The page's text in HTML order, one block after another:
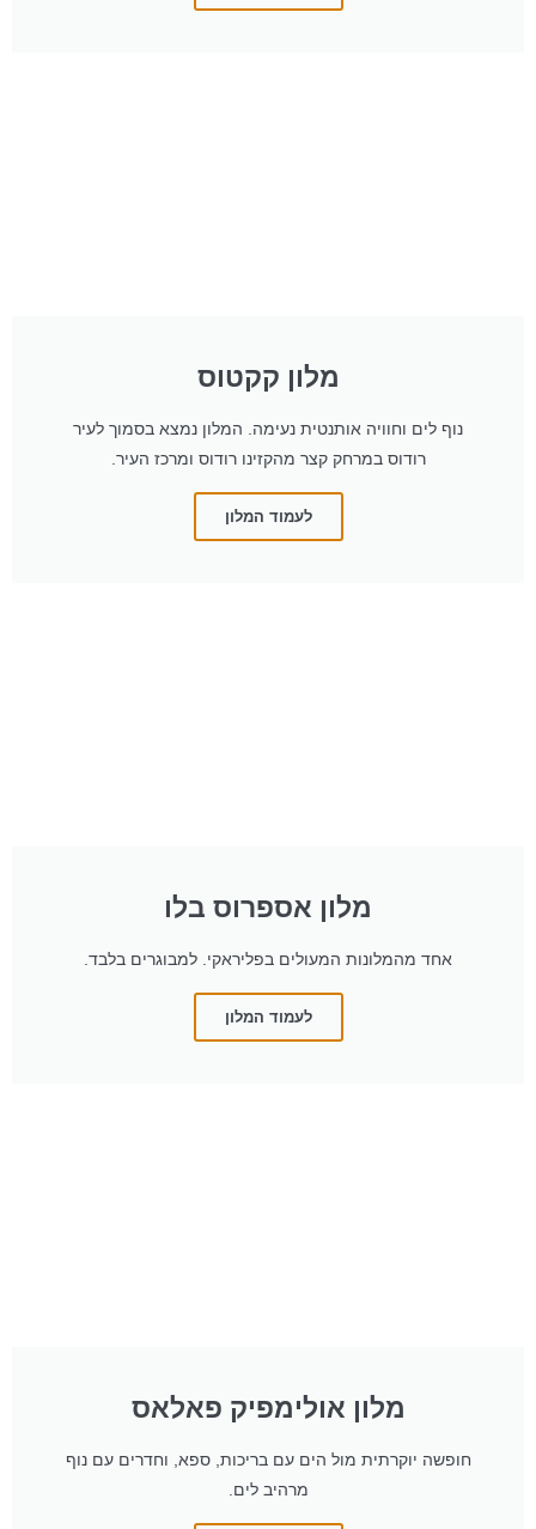
מלון קקטוס
נוף לים וחוויה אותנטית נעימה. המלון נמצא בסמוך לעיר
רודוס במרחק קצר מהקזינו רודוס ומרכז העיר.
לעמוד המלון
מלון אספרוס בלו
אחד מהמלונות המעולים בפליראקי. למבוגרים בלבד.
לעמוד המלון
מלון אולימפיק פאלאס
חופשה יוקרתית מול הים עם בריכות, ספא, וחדרים עם נוף
מרהיב לים.